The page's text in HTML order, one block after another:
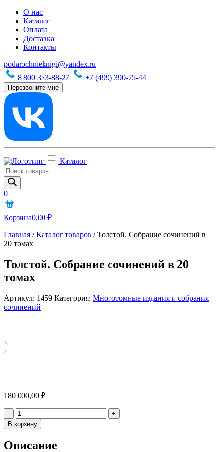
О нас
Каталог
Оплата
Доставка
Контакты
podarochnieknigi@yandex.ru
8 800 333-88-27
+7 (499) 390-75-44
Перезвоните мне
Каталог
Поиск
товаров
0
Корзина0,00 ₽
Главная /Каталог товаров /Толстой. Собрание сочинений в
20 томах
Толстой. Собрание сочинений в 20
томах
Артикул: 1459 Категория: Многотомные издания и собрания
сочинений
180 000,00 ₽
- Количество
+
В корзину
Описание